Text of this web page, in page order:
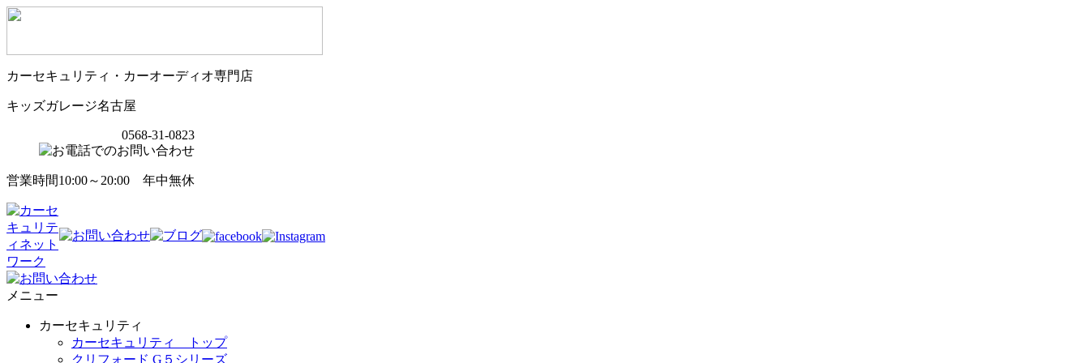
カーセキュリティ・カーオーディオ専門店
キッズガレージ名古屋
0568-31-0823
営業時間10:00～20:00 年中無休
メニュー
カーセキュリティ
カーセキュリティ トップ
クリフォード G５シリーズ